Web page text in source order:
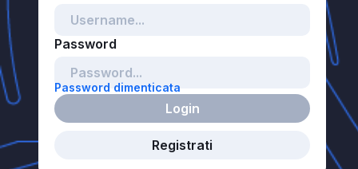
Password dimenticata
Login
Registrati